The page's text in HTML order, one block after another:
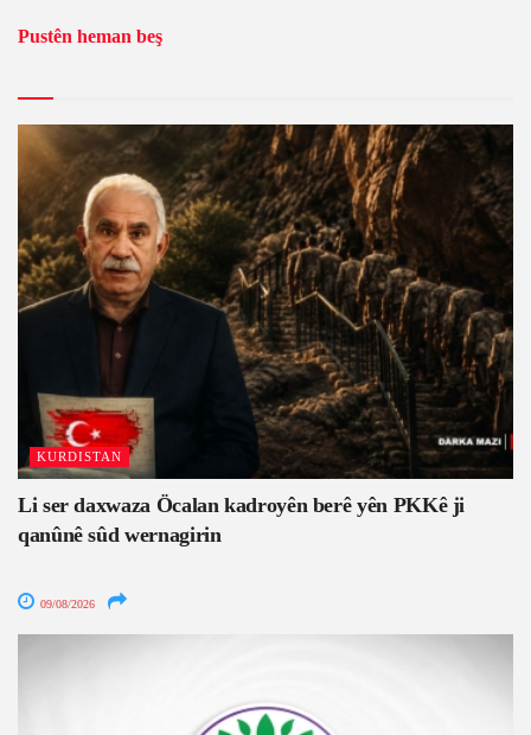
Pustên heman beş
KURDISTAN
Li ser daxwaza Öcalan kadroyên berê yên PKKê ji
qanûnê sûd wernagirin
09/08/2026